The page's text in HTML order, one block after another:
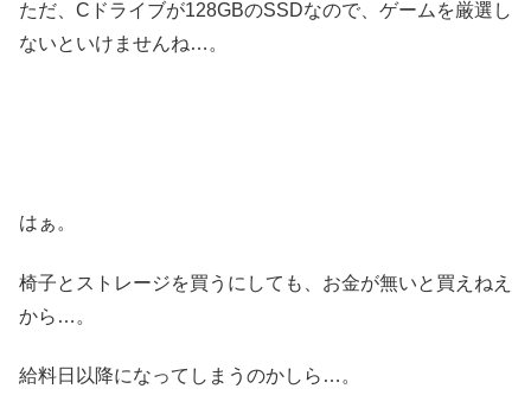
ただ、Cドライブが128GBのSSDなので、ゲームを厳選し
ないといけませんね…。
はぁ。
椅子とストレージを買うにしても、お金が無いと買えねえ
から…。
給料日以降になってしまうのかしら…。